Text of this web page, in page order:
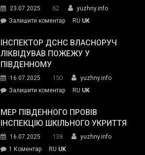
гуманітарну
допомогу
23.07.2025 62
yuzhny.info
Залишити коментарon
провів
нараду
силових
та
органів:
«Наш
спільний
RU UK
ІНСПЕКТОР ДСНС ВЛАСНОРУЧ
ЛІКВІДУВАВ ПОЖЕЖУ У
ПІВДЕННОМУ
16.07.2025 150
yuzhny.info
Залишити коментарon
ДСНС
власноруч
пожежу
у
RU UK
МЕР ПІВДЕННОГО ПРОВІВ
ІНСПЕКЦІЮ ШКІЛЬНОГО УКРИТТЯ
16.07.2025 138
yuzhny.info
1 Коментардо RU UK